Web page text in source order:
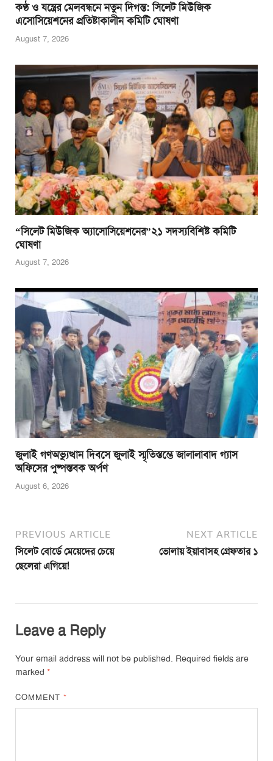
কণ্ঠ ও যন্ত্রের মেলবন্ধনে নতুন দিগন্ত: সিলেট মিউজিক
এসোসিয়েশনের প্রতিষ্টাকালীন কমিটি ঘোষণা
August 7, 2026
“সিলেট মিউজিক অ্যাসোসিয়েশনের”২১ সদস্যবিশিষ্ট কমিটি
ঘোষণা
August 7, 2026
জুলাই গণঅভ্যুত্থান দিবসে জুলাই স্মৃতিস্তম্ভে জালালাবাদ গ্যাস
অফিসের পুষ্পস্তবক অর্পণ
August 6, 2026
PREVIOUS ARTICLE
সিলেট বোর্ডে মেয়েদের চেয়ে
ছেলেরা এগিয়ে!
NEXT ARTICLE
ভোলায় ইয়াবাসহ গ্রেফতার ১
Leave a Reply
Your email address will not be published. Required fields are
marked *
COMMENT*